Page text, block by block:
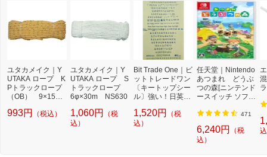
ユタカメイク｜Y
UTAKA ロープ K
Pトラックロープ
（OB） 9×15 T
993円 （税込）
ユタカメイク｜Y
UTAKA ロープ S
トラックロープ
6φ×30m NS630
1,060円
（税
込）
Bit Trade One｜ビ
ットトレードワン
〔キートップシー
ル〕強い！日英対
プシールセット ブ
ルー DYKTSBL
1,520円
（税
込）
任天堂｜Nintendo
あつまれ どうぶ
つの森[ニンテンド
ースイッチ ソフ
471
6,240円
（税
込）